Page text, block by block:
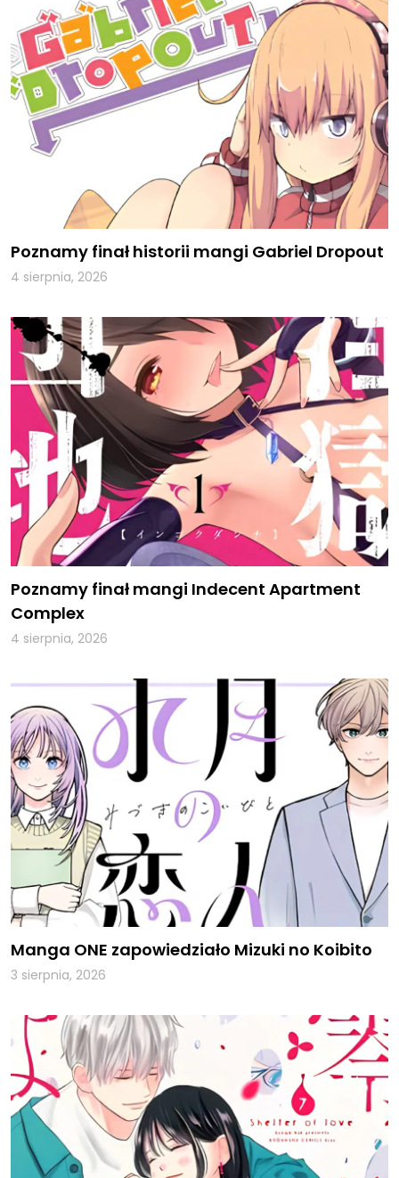
Poznamy finał historii mangi Gabriel Dropout
4 sierpnia, 2026
Poznamy finał mangi Indecent Apartment
Complex
4 sierpnia, 2026
Manga ONE zapowiedziało Mizuki no Koibito
3 sierpnia, 2026